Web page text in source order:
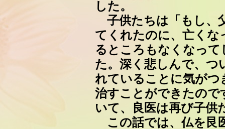
した。
子供たちは「もし、
てくれたのに、亡くな
るところもなくなっ
た。深く悲しんで、つ
れていることに気がつ
治すことができたので
いて、良医は再び子供
この話では、仏を艮